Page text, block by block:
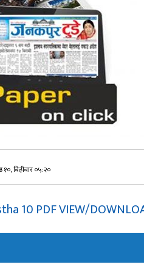
१०, बिहीबार ०५:२०
10 PDF VIEW/